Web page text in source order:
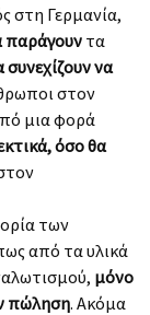
στη Γερμανία,
παράγουντα
συνεχίζουν να
στον
μια φορά
όσο θα
των
από τα υλικά
μόνο
πώληση. Ακόμα